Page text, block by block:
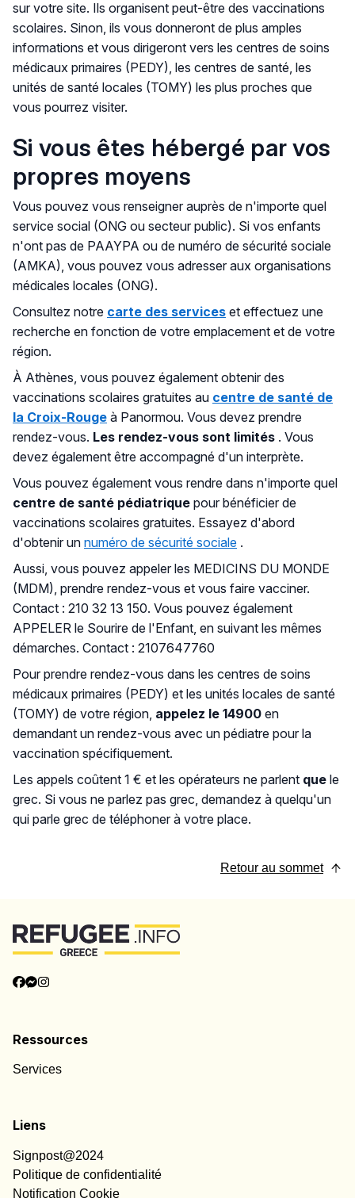
sur votre site. Ils organisent peut-être des vaccinations
scolaires. Sinon, ils vous donneront de plus amples
informations et vous dirigeront vers les centres de soins
médicaux primaires (PEDY), les centres de santé, les
unités de santé locales (TOMY) les plus proches que
vous pourrez visiter.
Si vous êtes hébergé par vos
propres moyens
Vous pouvez vous renseigner auprès de n'importe quel
service social (ONG ou secteur public). Si vos enfants
n'ont pas de PAAYPA ou de numéro de sécurité sociale
(AMKA), vous pouvez vous adresser aux organisations
médicales locales (ONG).
Consultez notre carte des services et effectuez une
recherche en fonction de votre emplacement et de votre
région.
À Athènes, vous pouvez également obtenir des
vaccinations scolaires gratuites au centre de santé de
la Croix-Rouge à Panormou. Vous devez prendre
rendez-vous. Les rendez-vous sont limités . Vous
devez également être accompagné d'un interprète.
Vous pouvez également vous rendre dans n'importe quel
centre de santé pédiatrique pour bénéficier de
vaccinations scolaires gratuites. Essayez d'abord
d'obtenir un numéro de sécurité sociale .
Aussi, vous pouvez appeler les MEDICINS DU MONDE
(MDM), prendre rendez-vous et vous faire vacciner.
Contact : 210 32 13 150. Vous pouvez également
APPELER le Sourire de l'Enfant, en suivant les mêmes
démarches. Contact : 2107647760
Pour prendre rendez-vous dans les centres de soins
médicaux primaires (PEDY) et les unités locales de santé
(TOMY) de votre région, appelez le 14900 en
demandant un rendez-vous avec un pédiatre pour la
vaccination spécifiquement.
Les appels coûtent 1 € et les opérateurs ne parlent que le
grec. Si vous ne parlez pas grec, demandez à quelqu'un
qui parle grec de téléphoner à votre place.
Retour au sommet
Ressources
Services
Liens
Signpost@2024
Politique de confidentialité
Notification Cookie